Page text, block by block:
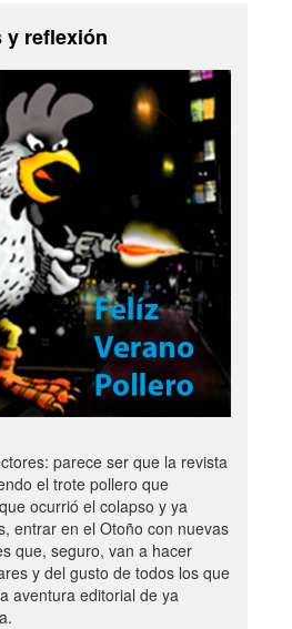
y reflexión
parece ser que la revista
el trote pollero que
ocurrió el colapso y ya
entrar en el Otoño con nuevas
que, seguro, van a hacer
y del gusto de todos los que
aventura editorial de ya